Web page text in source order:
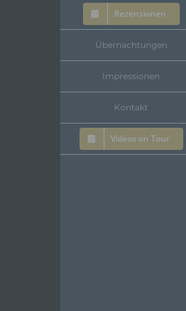
Rezensionen
Übernachtungen
Impressionen
Kontakt
Videos on Tour